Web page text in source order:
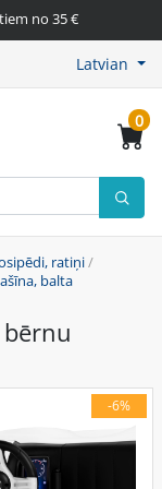
no 35 €
Latvian
0
ratiņi/
balta
-6%